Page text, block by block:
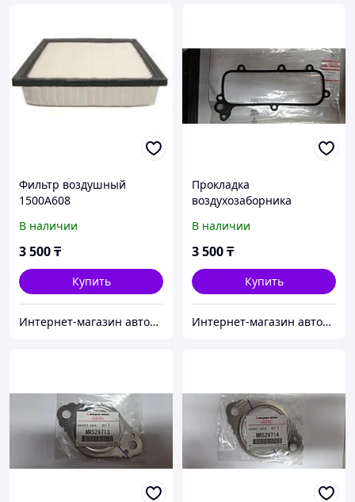
Фильтр воздушный
1500A608
В наличии
3 500₸
Купить
Интернет-магазин автозапчастей Parts-shop.kz
Прокладка
воздухозаборника
В наличии
3 500₸
Купить
Интернет-магазин автозапчастей Parts-shop.kz